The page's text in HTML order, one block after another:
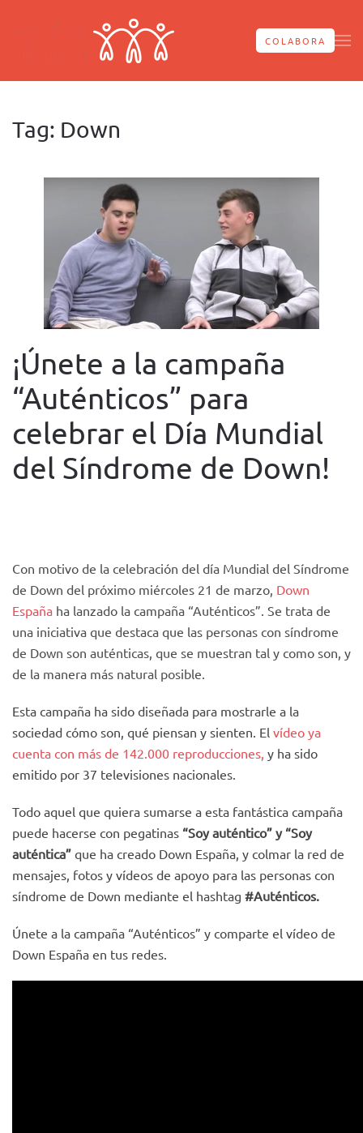
Skip to main content COLABORA
Tag: Down
¡Únete a la campaña
“Auténticos” para
celebrar el Día Mundial
del Síndrome de Down!
Con motivo de la celebración del día Mundial del Síndrome
de Down del próximo miércoles 21 de marzo, Down
España ha lanzado la campaña “Auténticos”. Se trata de
una iniciativa que destaca que las personas con síndrome
de Down son auténticas, que se muestran tal y como son, y
de la manera más natural posible.
Esta campaña ha sido diseñada para mostrarle a la
sociedad cómo son, qué piensan y sienten. El vídeo ya
cuenta con más de 142.000 reproducciones, y ha sido
emitido por 37 televisiones nacionales.
Todo aquel que quiera sumarse a esta fantástica campaña
puede hacerse con pegatinas “Soy auténtico” y “Soy
auténtica” que ha creado Down España, y colmar la red de
mensajes, fotos y vídeos de apoyo para las personas con
síndrome de Down mediante el hashtag #Auténticos.
Únete a la campaña “Auténticos” y comparte el vídeo de
Down España en tus redes.